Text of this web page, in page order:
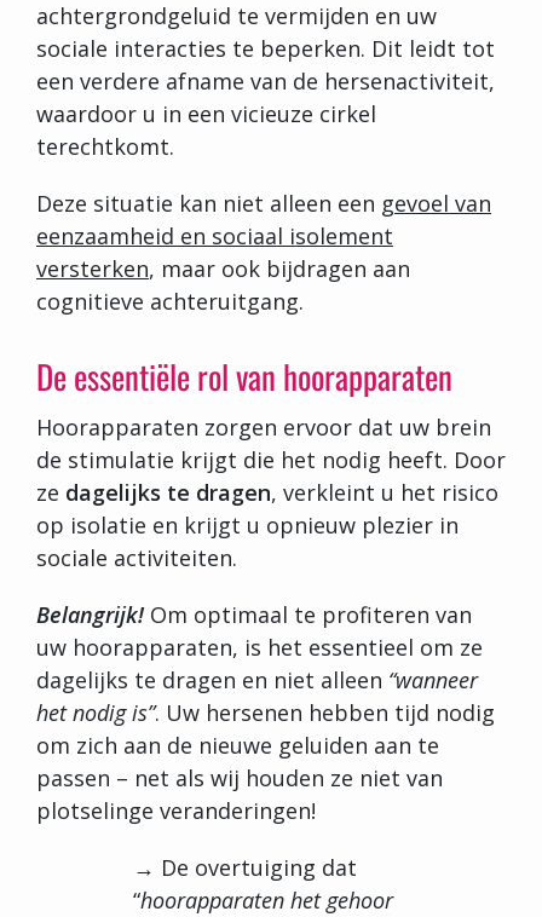
achtergrondgeluid te vermijden en uw
sociale interacties te beperken. Dit leidt tot
een verdere afname van de hersenactiviteit,
waardoor u in een vicieuze cirkel
terechtkomt.
Deze situatie kan niet alleen een gevoel van
eenzaamheid en sociaal isolement
versterken, maar ook bijdragen aan
cognitieve achteruitgang.
De essentiële rol van hoorapparaten
Hoorapparaten zorgen ervoor dat uw brein
de stimulatie krijgt die het nodig heeft. Door
ze dagelijks te dragen, verkleint u het risico
op isolatie en krijgt u opnieuw plezier in
sociale activiteiten.
Belangrijk!Om optimaal te profiteren van
uw hoorapparaten, is het essentieel om ze
dagelijks te dragen en niet alleen “wanneer
het nodig is”. Uw hersenen hebben tijd nodig
om zich aan de nieuwe geluiden aan te
passen – net als wij houden ze niet van
plotselinge veranderingen!
→ De overtuiging dat
“hoorapparaten het gehoor